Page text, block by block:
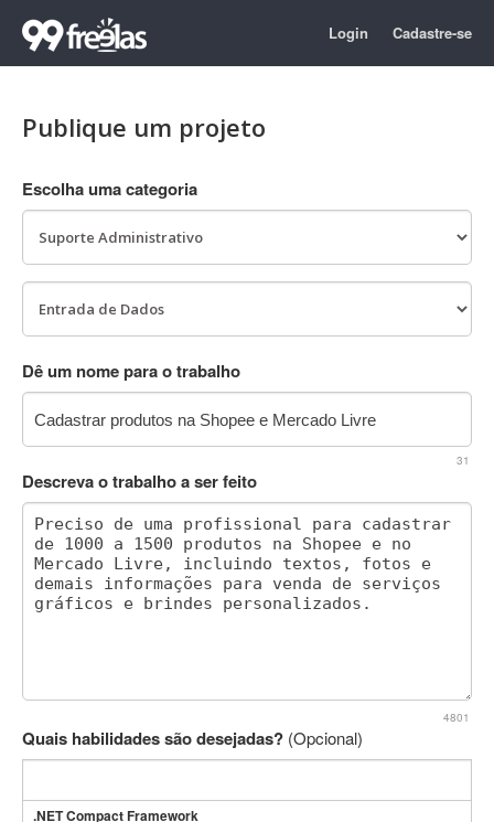
Login Cadastre-se
Publique um projeto
Escolha uma categoria
Dê um nome para o trabalho
31
Descreva o trabalho a ser feito
4801
Quais habilidades são desejadas? (Opcional)
.NET Compact Framework